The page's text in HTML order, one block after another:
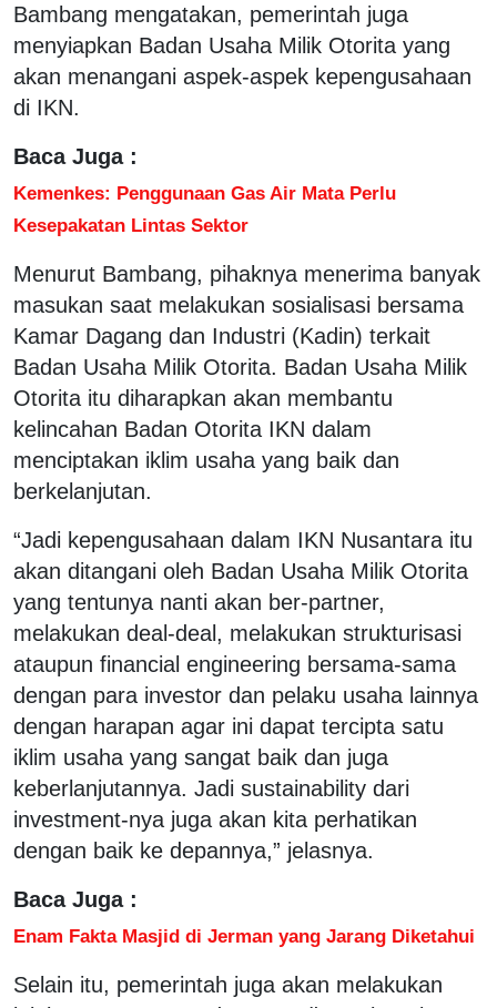
Bambang mengatakan, pemerintah juga
menyiapkan Badan Usaha Milik Otorita yang
akan menangani aspek-aspek kepengusahaan
di IKN.
Baca Juga :
Kemenkes: Penggunaan Gas Air Mata Perlu
Kesepakatan Lintas Sektor
Menurut Bambang, pihaknya menerima banyak
masukan saat melakukan sosialisasi bersama
Kamar Dagang dan Industri (Kadin) terkait
Badan Usaha Milik Otorita. Badan Usaha Milik
Otorita itu diharapkan akan membantu
kelincahan Badan Otorita IKN dalam
menciptakan iklim usaha yang baik dan
berkelanjutan.
“Jadi kepengusahaan dalam IKN Nusantara itu
akan ditangani oleh Badan Usaha Milik Otorita
yang tentunya nanti akan ber-partner,
melakukan deal-deal, melakukan strukturisasi
ataupun financial engineering bersama-sama
dengan para investor dan pelaku usaha lainnya
dengan harapan agar ini dapat tercipta satu
iklim usaha yang sangat baik dan juga
keberlanjutannya. Jadi sustainability dari
investment-nya juga akan kita perhatikan
dengan baik ke depannya,” jelasnya.
Baca Juga :
Enam Fakta Masjid di Jerman yang Jarang Diketahui
Selain itu, pemerintah juga akan melakukan